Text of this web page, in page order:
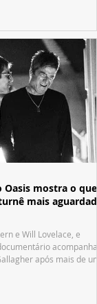
mostra o que
mais aguardada
e Will Lovelace, e
acompanha
após mais de